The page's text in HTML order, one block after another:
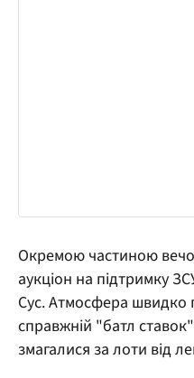
Окремою частиною
аукціон на підтримку
Сус. Атмосфера швидко
справжній "батл
змагалися за лоти від